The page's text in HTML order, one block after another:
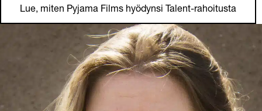
Lue, miten Pyjama Films hyödynsi Talent-rahoitusta